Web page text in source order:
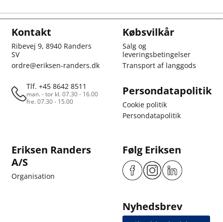
Kontakt
Ribevej 9, 8940 Randers
SV
ordre@eriksen-randers.dk
Tlf. +45 8642 8511
man. - tor kl. 07.30 - 16.00
fre. 07.30 - 15.00
Købsvilkår
Salg og
leveringsbetingelser
Transport af langgods
Persondatapolitik
Cookie politik
Persondatapolitik
Eriksen Randers
A/S
Organisation
Følg Eriksen
Nyhedsbrev